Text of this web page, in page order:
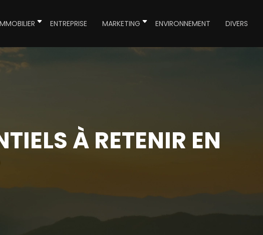
ENTREPRISE MARKETING ENVIRONNEMENT DIVERS
À RETENIR EN